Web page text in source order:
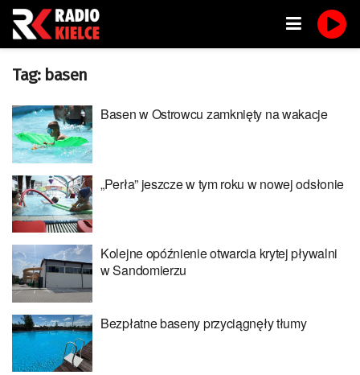
Tag: basen
Basen w Ostrowcu zamknięty na wakacje
„Perła” jeszcze w tym roku w nowej odsłonie
Kolejne opóźnienie otwarcia krytej pływalni
w Sandomierzu
Bezpłatne baseny przyciągnęły tłumy